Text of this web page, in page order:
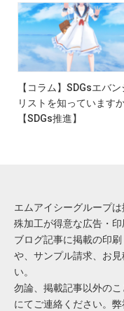
【コラム】SDGsエバン
リストを知っています
【SDGs推進】
エムアイシーグループ
殊加工が得意な広告・印
ブログ記事に掲載の印
や、サンプル請求、お
い。
勿論、掲載記事以外の
にてご連絡ください。